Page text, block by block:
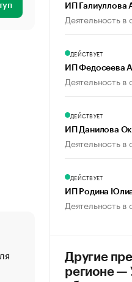
«От спорта тело
создавшей GTA
ИП Галиуллова
Деятельность в
ДЕЙСТВУЕТ
ИП Федосеева
Деятельность в
ДЕЙСТВУЕТ
ИП Данилова
Деятельность в
ДЕЙСТВУЕТ
ИП Родина
Деятельность в
Другие
регионе —